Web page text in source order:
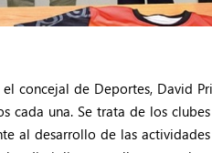
concejal de Deportes, David
una. Se trata de los
al desarrollo de las